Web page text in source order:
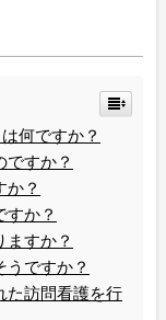
何ですか？
すか？
？
か？
すか？
ですか？
訪問看護を行